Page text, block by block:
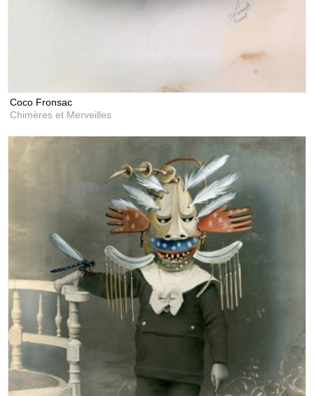
Coco Fronsac
Chimères et Merveilles